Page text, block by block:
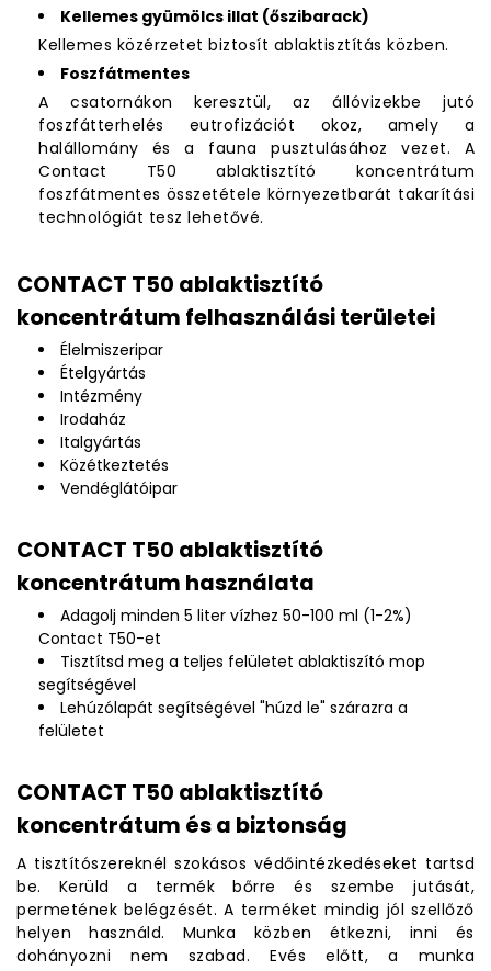
Kellemes gyümölcs illat (őszibarack)
Kellemes közérzetet biztosít ablaktisztítás közben.
Foszfátmentes
A csatornákon keresztül, az állóvizekbe jutó
foszfátterhelés eutrofizációt okoz, amely a
halállomány és a fauna pusztulásához vezet. A
Contact T50 ablaktisztító koncentrátum
foszfátmentes összetétele környezetbarát takarítási
technológiát tesz lehetővé.
CONTACT T50 ablaktisztító
koncentrátum felhasználási területei
Élelmiszeripar
Ételgyártás
Intézmény
Irodaház
Italgyártás
Közétkeztetés
Vendéglátóipar
CONTACT T50 ablaktisztító
koncentrátum használata
Adagolj minden 5 liter vízhez 50-100 ml (1-2%)
Contact T50-et
Tisztítsd meg a teljes felületet ablaktiszító mop
segítségével
Lehúzólapát segítségével "húzd le" szárazra a
felületet
CONTACT T50 ablaktisztító
koncentrátum és a biztonság
A tisztítószereknél szokásos védőintézkedéseket tartsd
be. Kerüld a termék bőrre és szembe jutását,
permetének belégzését. A terméket mindig jól szellőző
helyen használd. Munka közben étkezni, inni és
dohányozni nem szabad. Evés előtt, a munka